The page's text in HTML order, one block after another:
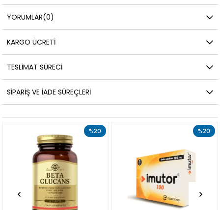
YORUMLAR(0)
KARGO ÜCRETI
TESLIMAT SÜRECI
SIPARIŞ VE İADE SÜREÇLERI
%20 %20